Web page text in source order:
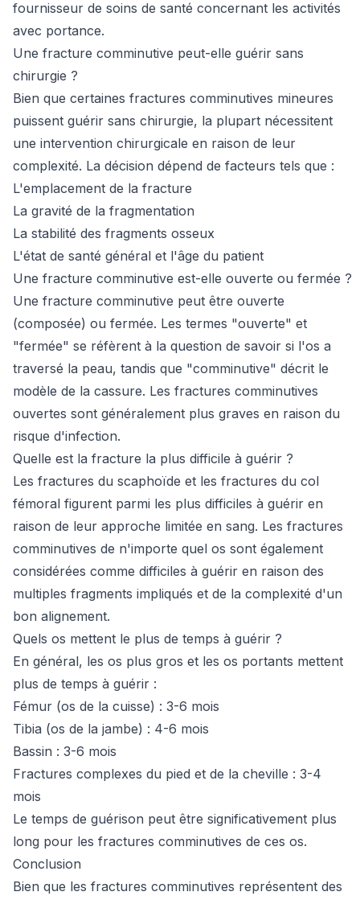
fournisseur de soins de santé concernant les activités
avec portance.
Une fracture comminutive peut-elle guérir sans
chirurgie ?
Bien que certaines fractures comminutives mineures
puissent guérir sans chirurgie, la plupart nécessitent
une intervention chirurgicale en raison de leur
complexité. La décision dépend de facteurs tels que :
L'emplacement de la fracture
La gravité de la fragmentation
La stabilité des fragments osseux
L'état de santé général et l'âge du patient
Une fracture comminutive est-elle ouverte ou fermée ?
Une fracture comminutive peut être ouverte
(composée) ou fermée. Les termes "ouverte" et
"fermée" se réfèrent à la question de savoir si l'os a
traversé la peau, tandis que "comminutive" décrit le
modèle de la cassure. Les fractures comminutives
ouvertes sont généralement plus graves en raison du
risque d'infection.
Quelle est la fracture la plus difficile à guérir ?
Les fractures du scaphoïde et les fractures du col
fémoral figurent parmi les plus difficiles à guérir en
raison de leur approche limitée en sang. Les fractures
comminutives de n'importe quel os sont également
considérées comme difficiles à guérir en raison des
multiples fragments impliqués et de la complexité d'un
bon alignement.
Quels os mettent le plus de temps à guérir ?
En général, les os plus gros et les os portants mettent
plus de temps à guérir :
Fémur (os de la cuisse) : 3-6 mois
Tibia (os de la jambe) : 4-6 mois
Bassin : 3-6 mois
Fractures complexes du pied et de la cheville : 3-4
mois
Le temps de guérison peut être significativement plus
long pour les fractures comminutives de ces os.
Conclusion
Bien que les fractures comminutives représentent des